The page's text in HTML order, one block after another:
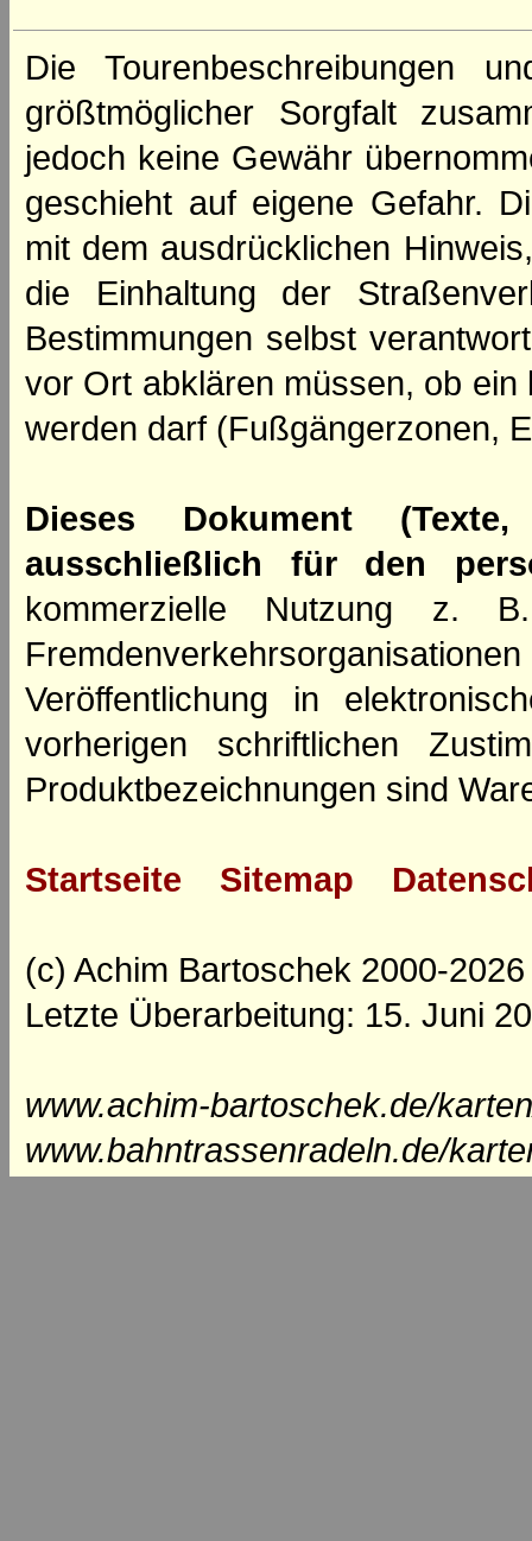
Die Tourenbeschreibungen
größtmöglicher Sorgfalt
jedoch keine Gewähr
geschieht auf eigene Gefahr.
mit dem ausdrücklichen
die Einhaltung der
Bestimmungen selbst
vor Ort abklären müssen, ob
werden darf (Fußgängerzonen,
Dieses Dokument
ausschließlich für den
kommerzielle Nutzung z.
Veröffentlichung in
vorherigen schriftlichen
Produktbezeichnungen sind
Startseite Sitemap
(c) Achim Bartoschek 2000-2026
Letzte Überarbeitung: 15. Juni
www.achim-bartoschek.de/
www.bahntrassenradeln.de/